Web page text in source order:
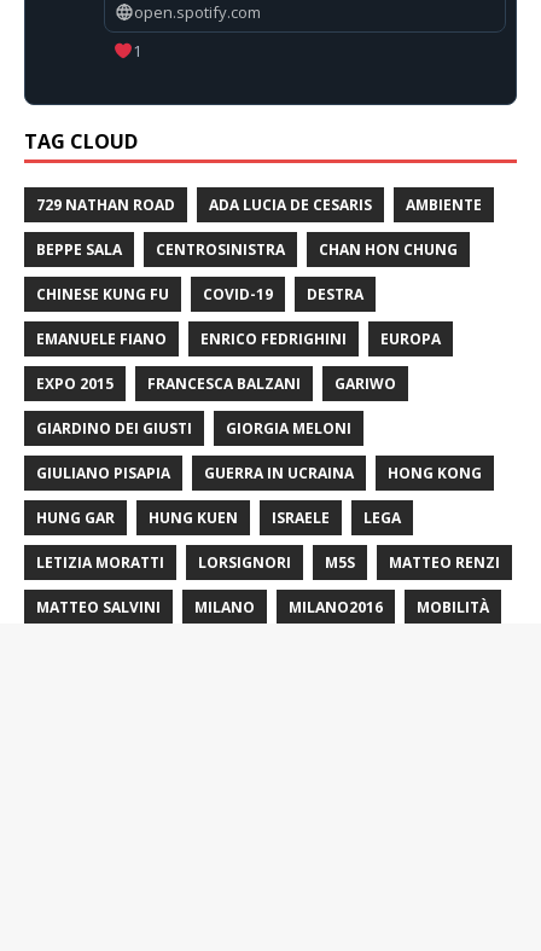
open.spotify.com
1
TAG CLOUD
729 NATHAN ROAD ADA LUCIA DE CESARIS AMBIENTE
BEPPE SALA CENTROSINISTRA CHAN HON CHUNG
CHINESE KUNG FU COVID-19 DESTRA
EMANUELE FIANO ENRICO FEDRIGHINI EUROPA
EXPO 2015 FRANCESCA BALZANI GARIWO
GIARDINO DEI GIUSTI GIORGIA MELONI
GIULIANO PISAPIA GUERRA IN UCRAINA HONG KONG
HUNG GAR HUNG KUEN ISRAELE LEGA
LETIZIA MORATTI LORSIGNORI M5S MATTEO RENZI
MATTEO SALVINI MILANO MILANO2016 MOBILITÀ